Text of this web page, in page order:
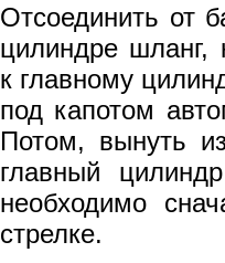
Отсоединить от
цилиндре шланг,
к главному
под капотом
Потом, вынуть
главный
необходимо
стрелке.